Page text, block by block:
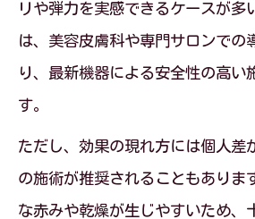
リや弾力を実感できるケースが多
は、美容皮膚科や専門サロンでの
り、最新機器による安全性の高い
す。
ただし、効果の現れ方には個人差
の施術が推奨されることもありま
な赤みや乾燥が生じやすいため、